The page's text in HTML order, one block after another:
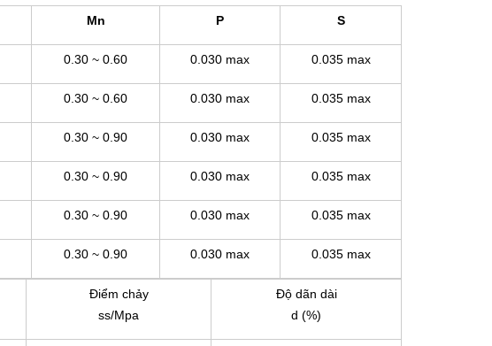
Mn P S
0.30 ~ 0.60 0.030 max 0.035 max
0.30 ~ 0.60 0.030 max 0.035 max
0.30 ~ 0.90 0.030 max 0.035 max
0.30 ~ 0.90 0.030 max 0.035 max
0.30 ~ 0.90 0.030 max 0.035 max
0.30 ~ 0.90 0.030 max 0.035 max
Điểm chảy
ss/Mpa
Độ dãn dài
d (%)